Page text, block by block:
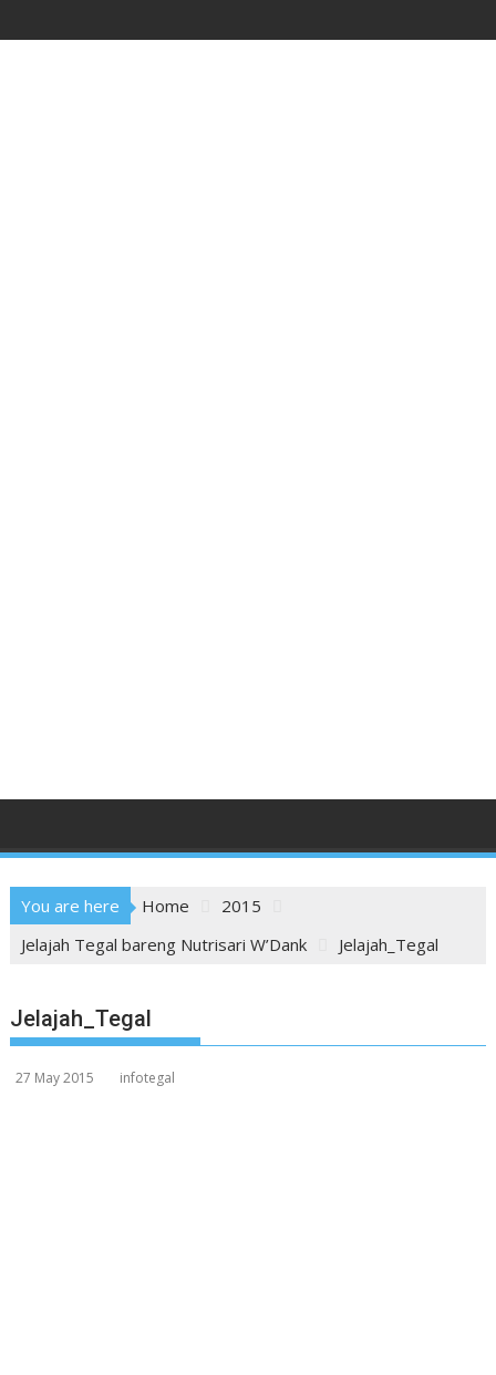
to
You are here Home
2015
Jelajah Tegal bareng Nutrisari W’Dank
Jelajah_Tegal
Jelajah_Tegal
27 May 2015 infotegal